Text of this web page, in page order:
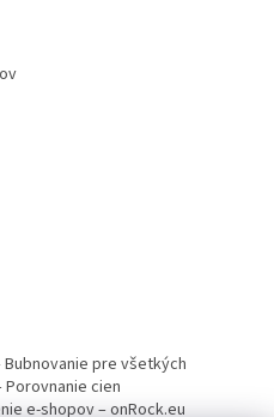
pre všetkých
Porovnanie cien
e-shopov – onRock.eu